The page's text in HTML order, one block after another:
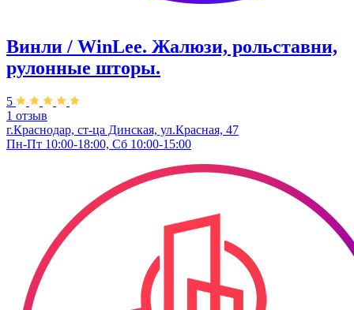
Винли / WinLee. Жалюзи, рольставни,
рулонные шторы.
5
1 отзыв
г.Краснодар, ст-ца Динская, ул.Красная, 47
Пн-Пт 10:00-18:00, Сб 10:00-15:00